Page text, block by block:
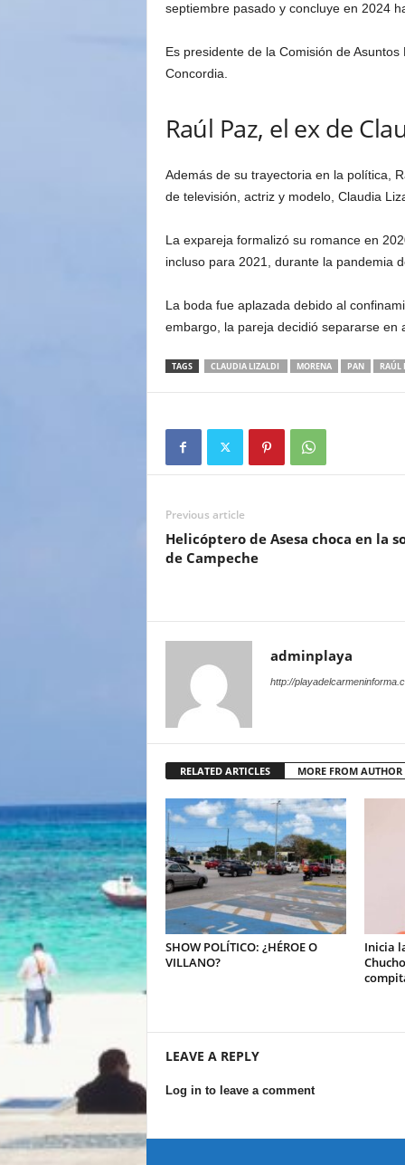
septiembre pasado y concluye en 2024
Es presidente de la Comisión de
Concordia.
Raúl Paz, el ex de
Además de su trayectoria en la política,
de televisión, actriz y modelo, Claudia
La expareja formalizó su romance en
incluso para 2021, durante la pandemia
La boda fue aplazada debido al
embargo, la pareja decidió separarse
TAGS CLAUDIA LIZALDI MORENA PAN RAÚL
Previous article
Helicóptero de Asesa choca en la
de Campeche
adminplaya
http://
RELATED ARTICLES MORE FROM AUTHOR
SHOW POLÍTICO: ¿HÉROE O
VILLANO?
Inicia
LEAVE A REPLY
Log in to leave a comment